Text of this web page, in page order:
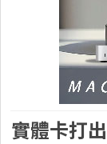
實體卡打